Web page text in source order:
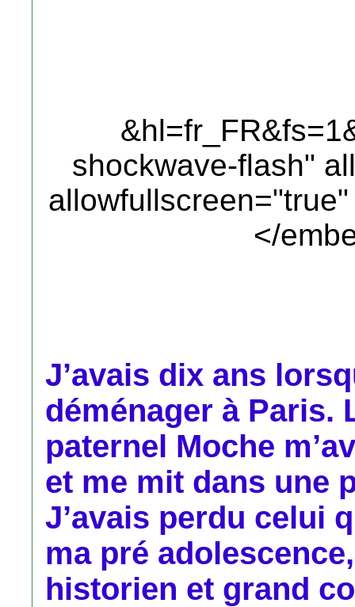
shockwave-flash"
</
J’avais dix ans
déménager à Paris.
paternel Moche
et me mit dans une
J’avais perdu celui
ma pré
historien et grand